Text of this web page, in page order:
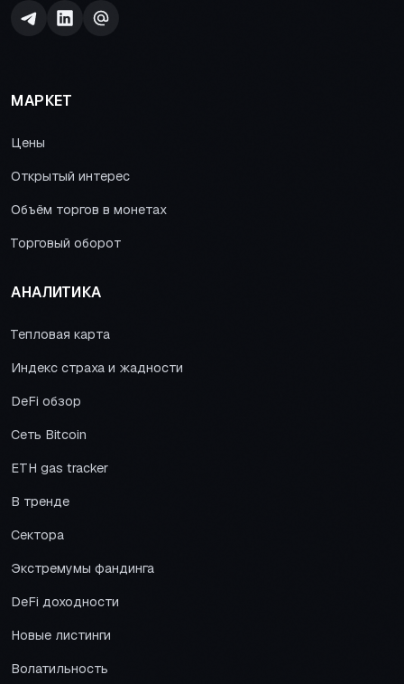
МАРКЕТ
Цены
Открытый интерес
Объём торгов в монетах
Торговый оборот
АНАЛИТИКА
Тепловая карта
Индекс страха и жадности
DeFi обзор
Сеть Bitcoin
ETH gas tracker
В тренде
Сектора
Экстремумы фандинга
DeFi доходности
Новые листинги
Волатильность